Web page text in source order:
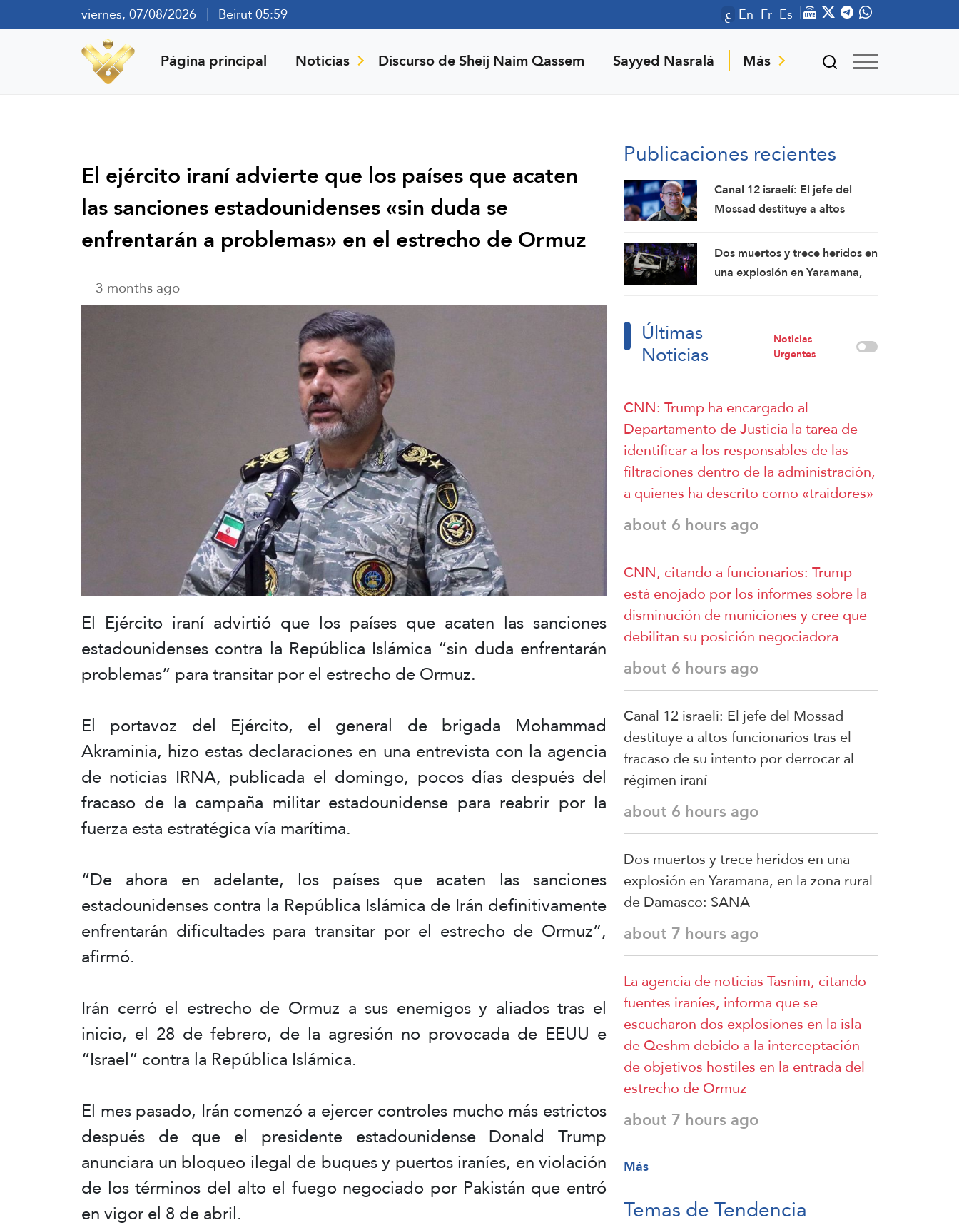
viernes, 07/08/2026 Beirut 05:59 ع En Fr Es
Página principal Noticias Discurso de Sheij Naim Qassem Sayyed Nasralá Más
El ejército iraní advierte que los países que acaten
las sanciones estadounidenses «sin duda se
enfrentarán a problemas» en el estrecho de Ormuz
3 months ago
El Ejército iraní advirtió que los países que acaten las sanciones
estadounidenses contra la República Islámica “sin duda enfrentarán
problemas” para transitar por el estrecho de Ormuz.
El portavoz del Ejército, el general de brigada Mohammad
Akraminia, hizo estas declaraciones en una entrevista con la agencia
de noticias IRNA, publicada el domingo, pocos días después del
fracaso de la campaña militar estadounidense para reabrir por la
fuerza esta estratégica vía marítima.
“De ahora en adelante, los países que acaten las sanciones
estadounidenses contra la República Islámica de Irán definitivamente
enfrentarán dificultades para transitar por el estrecho de Ormuz”,
afirmó.
Irán cerró el estrecho de Ormuz a sus enemigos y aliados tras el
inicio, el 28 de febrero, de la agresión no provocada de EEUU e
“Israel” contra la República Islámica.
El mes pasado, Irán comenzó a ejercer controles mucho más estrictos
después de que el presidente estadounidense Donald Trump
anunciara un bloqueo ilegal de buques y puertos iraníes, en violación
de los términos del alto el fuego negociado por Pakistán que entró
en vigor el 8 de abril.
Publicaciones recientes
Canal 12 israelí: El jefe del
Mossad destituye a altos
su intento por derrocar al
régimen iraní
Dos muertos y trece heridos en
una explosión en Yaramana,
Últimas
Noticias
Noticias
Urgentes
CNN: Trump ha encargado al
Departamento de Justicia la tarea de
identificar a los responsables de las
filtraciones dentro de la administración,
a quienes ha descrito como «traidores»
about 6 hours ago
CNN, citando a funcionarios: Trump
está enojado por los informes sobre la
disminución de municiones y cree que
debilitan su posición negociadora
about 6 hours ago
Canal 12 israelí: El jefe del Mossad
destituye a altos funcionarios tras el
fracaso de su intento por derrocar al
régimen iraní
about 6 hours ago
Dos muertos y trece heridos en una
explosión en Yaramana, en la zona rural
de Damasco: SANA
about 7 hours ago
La agencia de noticias Tasnim, citando
fuentes iraníes, informa que se
escucharon dos explosiones en la isla
de Qeshm debido a la interceptación
de objetivos hostiles en la entrada del
estrecho de Ormuz
about 7 hours ago
Más
Temas de Tendencia